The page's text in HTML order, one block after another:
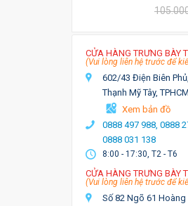
CỬA HÀNG TRƯNG BÀY
(Vui lòng liên hệ trước để
602/43 Điện Biên
Thạnh Mỹ Tây, TPHCM
Xem bản đồ
0888 497 988, 0888
0888 031 138
8:00 - 17:30, T2 - T6
CỬA HÀNG TRƯNG BÀY
(Vui lòng liên hệ trước để
Số 82 Ngõ 61 Hoàng